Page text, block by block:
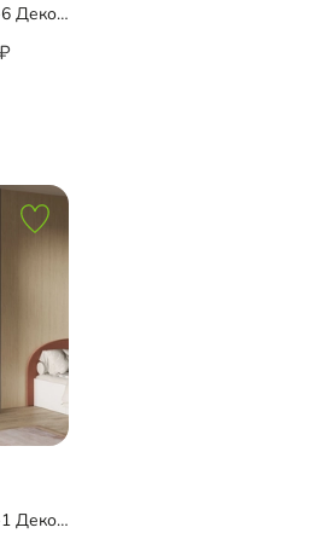
Распашной шкаф Лесама-6 Декор 1
Распашной шкаф Лесама-1 Декор 1 с антресолью